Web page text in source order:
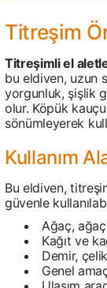
Titreşim
Titreşimli el
bu eldiven, uzun
yorgunluk, şişlik
olur. Köpük
sönümleyerek
Kullanım
Bu eldiven,
güvenle
Ağaç,
Kağıt ve
Demir,
Genel